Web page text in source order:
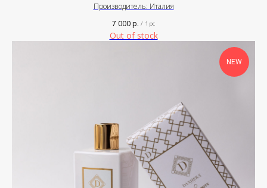
Производитель: Италия
7 000р. / 1 pc
Out of stock
NEW